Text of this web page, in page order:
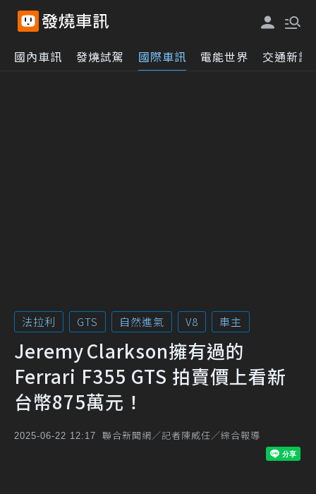
國內車訊 發燒試駕 國際車訊 電能世界 交通新訊
法拉利 GTS 自然進氣 V8 車主
Jeremy Clarkson擁有過的
Ferrari F355 GTS 拍賣價上看新
台幣875萬元！
2025-06-22 12:17 聯合新聞網／記者陳威任／綜合報導